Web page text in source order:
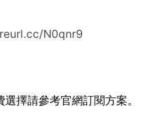
N0qnr9
擇請參考官網訂閱方案。